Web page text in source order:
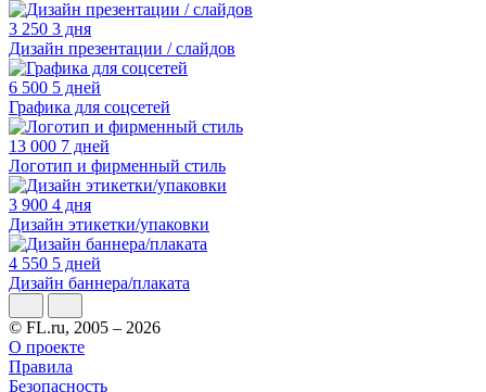
3 250 3 дня
Дизайн презентации / слайдов
6 500 5 дней
Графика для соцсетей
13 000 7 дней
Логотип и фирменный стиль
3 900 4 дня
Дизайн этикетки/упаковки
4 550 5 дней
Дизайн баннера/плаката
© FL.ru, 2005 – 2026
О проекте
Правила
Безопасность